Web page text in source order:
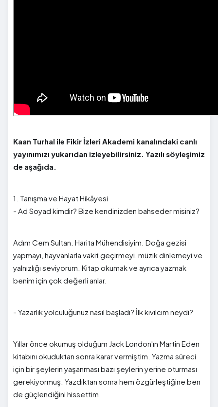
Kaan Turhal ile Fikir İzleri Akademi kanalındaki canlı
yayınımızı yukarıdan izleyebilirsiniz. Yazılı söyleşimiz
de aşağıda.
1. Tanışma ve Hayat Hikâyesi
- Ad Soyad kimdir? Bize kendinizden bahseder misiniz?
Adım Cem Sultan. Harita Mühendisiyim. Doğa gezisi
yapmayı, hayvanlarla vakit geçirmeyi, müzik dinlemeyi ve
yalnızlığı seviyorum. Kitap okumak ve ayrıca yazmak
benim için çok değerli anlar.
- Yazarlık yolculuğunuz nasıl başladı? İlk kıvılcım neydi?
Yıllar önce okumuş olduğum Jack London'ın Martin Eden
kitabını okuduktan sonra karar vermiştim. Yazma süreci
için bir şeylerin yaşanması bazı şeylerin yerine oturması
gerekiyormuş. Yazdıktan sonra hem özgürleştiğine ben
de güçlendiğini hissettim.